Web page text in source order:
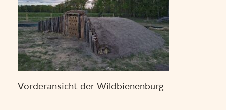
Vorderansicht der Wildbienenburg